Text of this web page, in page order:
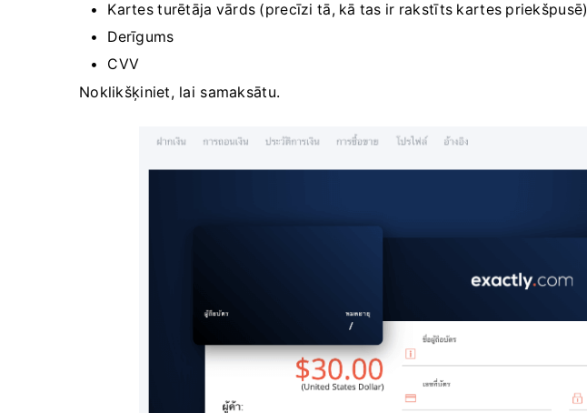
Kartes turētāja vārds (precīzi tā, kā tas ir rakstīts kartes priekšpusē)
Derīgums
CVV
Noklikšķiniet, lai samaksātu.